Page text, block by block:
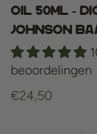
Oil 50ml -
Johnson
beoordelingen
Normale
€24,50